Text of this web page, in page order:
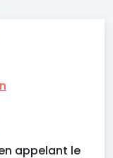
appelant le